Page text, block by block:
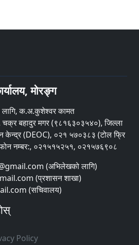
मोरङ्ग
लागि, क.अ.कुशेश्वर कामत
बहादुर मगर (९८१६३०३५४०), जिल्ला
केन्द्र (DEOC), ०२१ ५७०३८३ (टोल फ्रि
नम्बर:, ०२१५१५२५१, ०२१५७६९०८
(अभिलेखको लागि)
(प्रशासन शाखा)
(सचिवालय)
Policy